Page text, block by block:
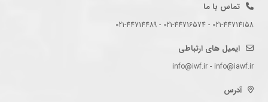
تماس با ما
021-44714158 - 021-44716574 - 021-44714489
ایمیل های ارتباطی
info@iwf.ir - info@iawf.ir
آدرس